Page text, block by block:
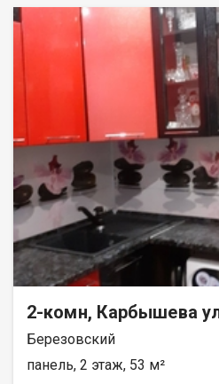
2-комн, Карбышева
Березовский
панель, 2 этаж, 53 м²